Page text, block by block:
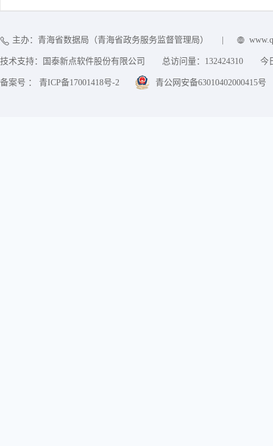
主办：青海省数据局（青海省政务服务监督管理局）
技术支持：国泰新点软件股份有限公司 总访问量： 132424310 今
备案号 ： 青ICP备17001418号-2 青公网安备63010402000415号